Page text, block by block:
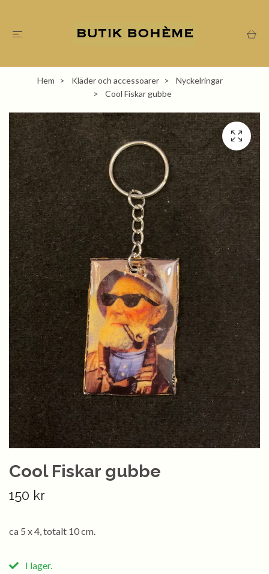
Hem Kläder och accessoarer
Nyckelringar
Cool Fiskar gubbe
Cool Fiskar gubbe
150 kr
ca 5 x 4, totalt 10 cm.
I lager.